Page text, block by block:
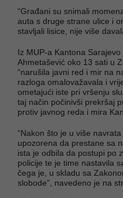
“Građani su snimali
auta s druge strane ulice i
stavljali lisice, nije više
Iz MUP-a Kantona
Ahmetašević oko 13 sati u
“narušila javni red i mir na
razloga omalovažavala i
ometajući iste pri vršenju
taj način počinivši prekršaj
protiv javnog reda i mira
“Nakon što je u više
upozorena da prestane sa
ista je odbila da postupi po
policije te je time nastavila
čega je, u skladu sa
slobode”, navedeno je na